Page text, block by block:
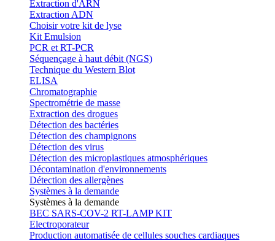
Extraction d'ARN
Extraction ADN
Choisir votre kit de lyse
Kit Emulsion
PCR et RT-PCR
Séquençage à haut débit (NGS)
Technique du Western Blot
ELISA
Chromatographie
Spectrométrie de masse
Extraction des drogues
Détection des bactéries
Détection des champignons
Détection des virus
Détection des microplastiques atmosphériques
Décontamination d'environnements
Détection des allergènes
Systèmes à la demande
Systèmes à la demande
BEC SARS-COV-2 RT-LAMP KIT
Electroporateur
Production automatisée de cellules souches cardiaques